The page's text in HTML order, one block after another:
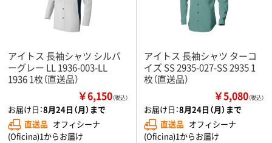
アイトス 長袖シャツ シルバ
ーグレー LL 1936-003-LL
1936 1枚（直送品）
￥6,150（税込）
お届け日：8月24日（月）まで
直送品 オフィシーナ
(Oficina)1からお届け
アイトス 長袖シャツ ターコ
イズ SS 2935-027-SS 2935 1
枚（直送品）
￥5,080（税込）
お届け日：8月24日（月）まで
直送品 オフィシーナ
(Oficina)1からお届け